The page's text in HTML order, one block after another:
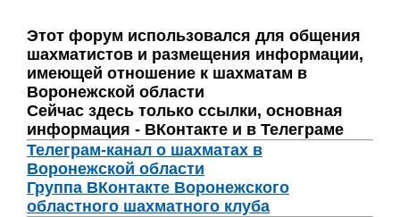
Этот форум использовался для общения
шахматистов и размещения информации,
имеющей отношение к шахматам в
Воронежской области
Сейчас здесь только ссылки, основная
информация - ВКонтакте и в Телеграме
Телеграм-канал о шахматах в
Воронежской области
Группа ВКонтакте Воронежского
областного шахматного клуба